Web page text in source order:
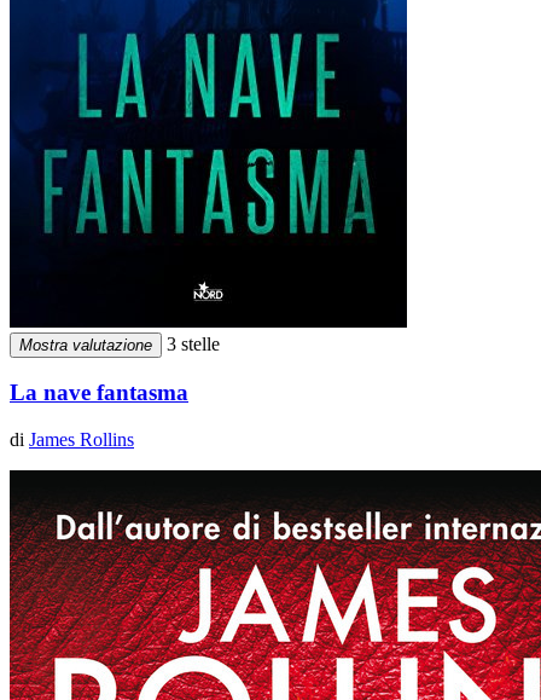
Mostra valutazione 3 stelle
La nave fantasma
di James Rollins